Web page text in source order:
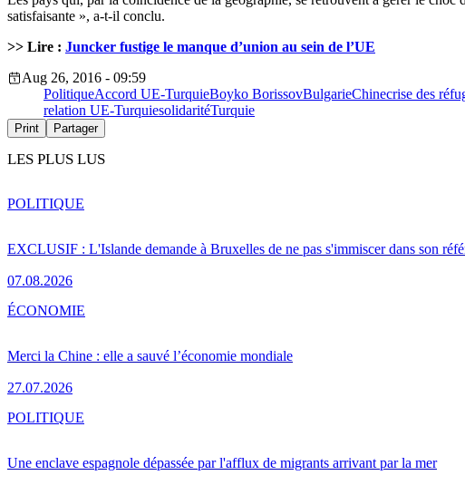
satisfaisante », a-t-il conclu.
>> Lire : Juncker fustige le manque d’union au sein de l’UE
Aug 26, 2016 - 09:59
PolitiqueAccord UE-TurquieBoyko BorissovBulgarieChinecrise des
relation UE-TurquiesolidaritéTurquie
Print Partager
LES PLUS LUS
EXCLUSIF : L'Islande demande à Bruxelles de ne pas s'immiscer dans son
07.08.2026
POLITIQUE
Merci la Chine : elle a sauvé l’économie mondiale
27.07.2026
ÉCONOMIE
Une enclave espagnole dépassée par l'afflux de migrants arrivant par la mer
POLITIQUE